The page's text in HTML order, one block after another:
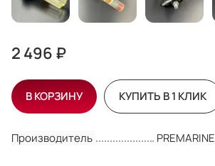
Производитель PREMARINE
2 496 ₽
В КОРЗИНУ КУПИТЬ В 1 КЛИК